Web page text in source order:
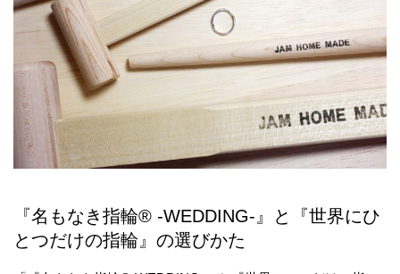
『名もなき指輪® -WEDDING-』と『世界にひ
とつだけの指輪』の選びかた